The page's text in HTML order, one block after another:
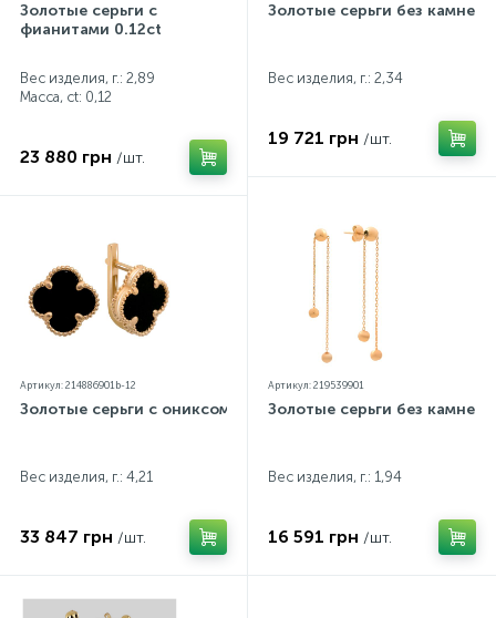
Золотые серьги с
фианитами 0.12ct
Вес изделия, г.: 2,89
Масса, ct: 0,12
23 880 грн /шт.
Золотые серьги без камней
Вес изделия, г.: 2,34
19 721 грн /шт.
Артикул: 214886901b-12
Золотые серьги с ониксом
Вес изделия, г.: 4,21
33 847 грн /шт.
Артикул: 219539901
Золотые серьги без камней
Вес изделия, г.: 1,94
16 591 грн /шт.